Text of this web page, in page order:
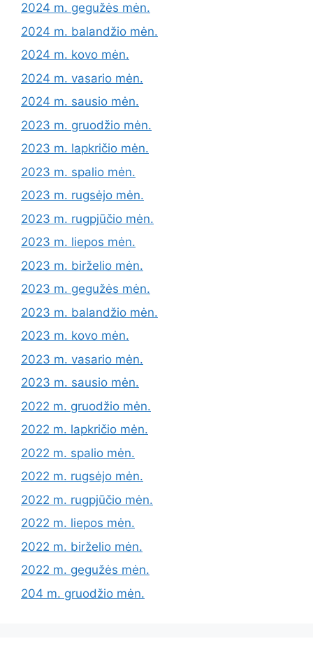
2024 m. gegužės mėn.
2024 m. balandžio mėn.
2024 m. kovo mėn.
2024 m. vasario mėn.
2024 m. sausio mėn.
2023 m. gruodžio mėn.
2023 m. lapkričio mėn.
2023 m. spalio mėn.
2023 m. rugsėjo mėn.
2023 m. rugpjūčio mėn.
2023 m. liepos mėn.
2023 m. birželio mėn.
2023 m. gegužės mėn.
2023 m. balandžio mėn.
2023 m. kovo mėn.
2023 m. vasario mėn.
2023 m. sausio mėn.
2022 m. gruodžio mėn.
2022 m. lapkričio mėn.
2022 m. spalio mėn.
2022 m. rugsėjo mėn.
2022 m. rugpjūčio mėn.
2022 m. liepos mėn.
2022 m. birželio mėn.
2022 m. gegužės mėn.
204 m. gruodžio mėn.